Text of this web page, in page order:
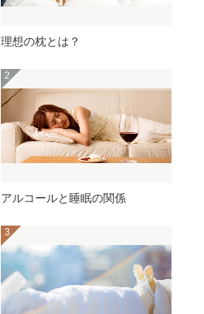
理想の枕とは？
アルコールと睡眠の関係